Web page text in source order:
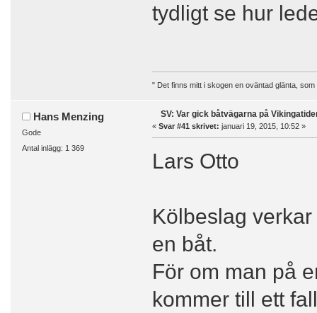
tydligt se hur
" Det finns mitt i skogen en oväntad glänta,
Hans Menzing
Gode
Antal inlägg: 1 369
SV: Var gick båtvägarna på
« Svar #41 skrivet: januari 19, 2015, 10:52 »
Lars Otto
Kölbeslag
en båt.
För om man på
kommer till ett